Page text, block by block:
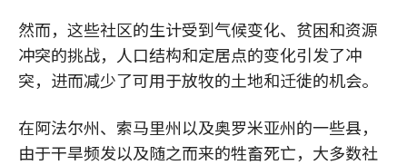
然而，这些社区的生计受到气候变化、贫困和资源
冲突的挑战，人口结构和定居点的变化引发了冲
突，进而减少了可用于放牧的土地和迁徙的机会。
在阿法尔州、索马里州以及奥罗米亚州的一些县，
由于干旱频发以及随之而来的牲畜死亡，大多数社